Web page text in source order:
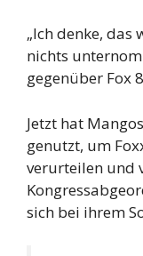
„Ich denke, das
nichts
gegenüber Fox
Jetzt hat
genutzt, um
verurteilen und
sich bei ihrem